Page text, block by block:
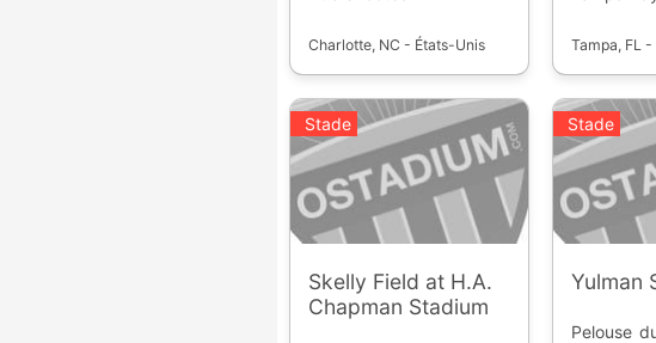
Charlotte, NC - États-Unis Tampa, FL
Stade
Skelly Field at H.A.
Chapman Stadium
Stade
Yulman
Pelouse